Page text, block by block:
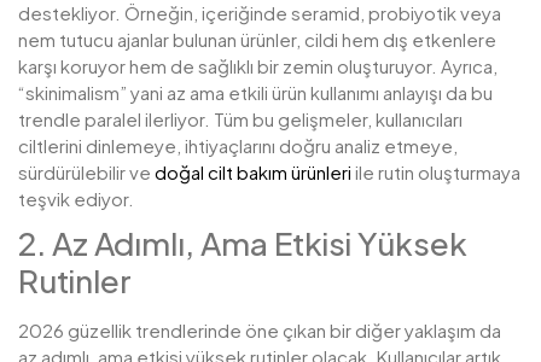
destekliyor. Örneğin, içeriğinde seramid, probiyotik veya
nem tutucu ajanlar bulunan ürünler, cildi hem dış etkenlere
karşı koruyor hem de sağlıklı bir zemin oluşturuyor. Ayrıca,
“skinimalism” yani az ama etkili ürün kullanımı anlayışı da bu
trendle paralel ilerliyor. Tüm bu gelişmeler, kullanıcıları
ciltlerini dinlemeye, ihtiyaçlarını doğru analiz etmeye,
sürdürülebilir ve doğal cilt bakım ürünleri ile rutin oluşturmaya
teşvik ediyor.
2. Az Adımlı, Ama Etkisi Yüksek
Rutinler
2026 güzellik trendlerinde öne çıkan bir diğer yaklaşım da
az adımlı, ama etkisi yüksek rutinler olacak. Kullanıcılar artık